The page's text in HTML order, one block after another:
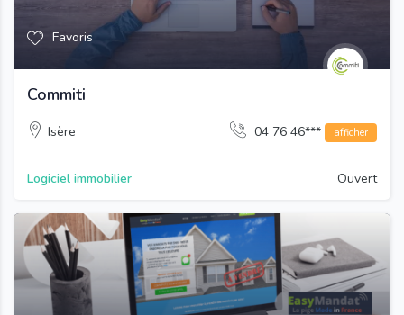
Favoris
Commiti
Isère 04 76 46*** afficher
Logiciel immobilier Ouvert